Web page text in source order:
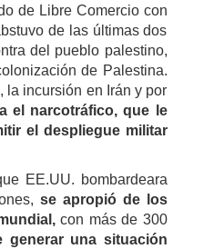
de Libre Comercio con
de las últimas dos
del pueblo palestino,
de Palestina.
la incursión en Irán y por
el narcotráfico, que le
el despliegue militar
EE.UU. bombardeara
se apropió de los
con más de 300
generar una situación